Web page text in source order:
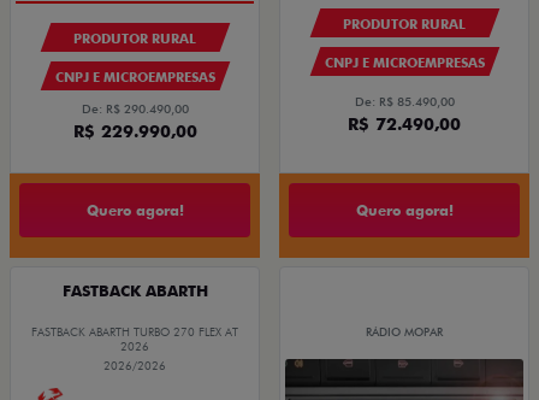
PRODUTOR RURAL
CNPJ E MICROEMPRESAS
De: R$ 290.490,00
R$ 229.990,00
Quero agora!
PRODUTOR RURAL
CNPJ E MICROEMPRESAS
De: R$ 85.490,00
R$ 72.490,00
Quero agora!
FASTBACK ABARTH
FASTBACK ABARTH TURBO 270 FLEX AT
2026
2026/2026
RÁDIO MOPAR